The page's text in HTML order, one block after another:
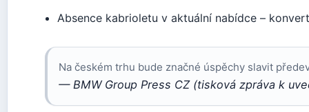
Absence kabrioletu v aktuální nabídce –
Na českém trhu bude značné úspěchy slavit
— BMW Group Press CZ (tisková zpráva k